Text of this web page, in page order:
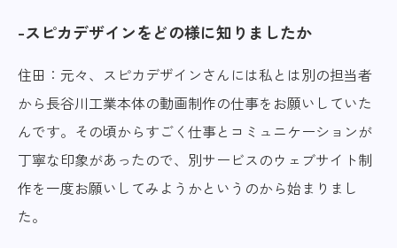
スピカデザインをどの様に知りましたか
住田：元々、スピカデザインさんには私とは別の担当者
から長谷川工業本体の動画制作の仕事をお願いしていた
んです。その頃からすごく仕事とコミュニケーションが
丁寧な印象があったので、別サービスのウェブサイト制
作を一度お願いしてみようかというのから始まりまし
た。